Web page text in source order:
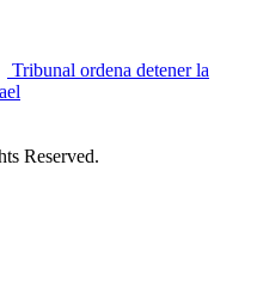
Tribunal ordena detener la
Reserved.